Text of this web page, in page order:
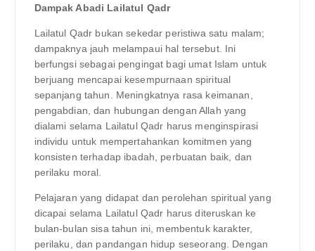
Dampak Abadi Lailatul Qadr
Lailatul Qadr bukan sekedar peristiwa satu malam;
dampaknya jauh melampaui hal tersebut. Ini
berfungsi sebagai pengingat bagi umat Islam untuk
berjuang mencapai kesempurnaan spiritual
sepanjang tahun. Meningkatnya rasa keimanan,
pengabdian, dan hubungan dengan Allah yang
dialami selama Lailatul Qadr harus menginspirasi
individu untuk mempertahankan komitmen yang
konsisten terhadap ibadah, perbuatan baik, dan
perilaku moral.
Pelajaran yang didapat dan perolehan spiritual yang
dicapai selama Lailatul Qadr harus diteruskan ke
bulan-bulan sisa tahun ini, membentuk karakter,
perilaku, dan pandangan hidup seseorang. Dengan